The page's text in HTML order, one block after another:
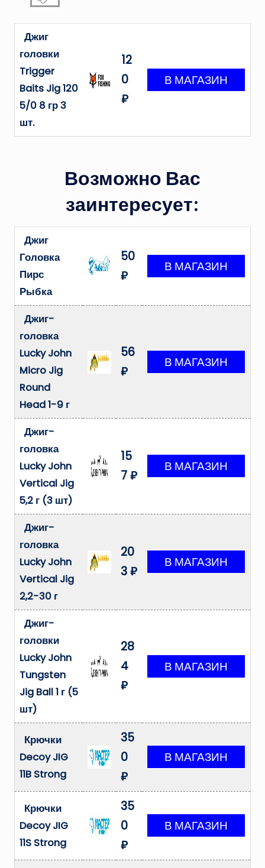
Джиг
головки
Trigger
Baits Jig 120
5/0 8 гр 3
шт.
12
0
₽
Возможно Вас
заинтересует:
Джиг
Головка
Пирс
Рыбка
50
₽
Джиг-
головка
Lucky John
Micro Jig
Round
Head 1-9 г
56
₽
Джиг-
головка
Lucky John
Vertical Jig
5,2 г (3 шт)
15
7 ₽
Джиг-
головка
Lucky John
Vertical Jig
2,2-30 г
20
3 ₽
Джиг-
головки
Lucky John
Tungsten
Jig Ball 1 г (5
шт)
28
4
₽
Крючки
Decoy JIG
11B Strong
35
0
₽
Крючки
Decoy JIG
11S Strong
35
0
₽